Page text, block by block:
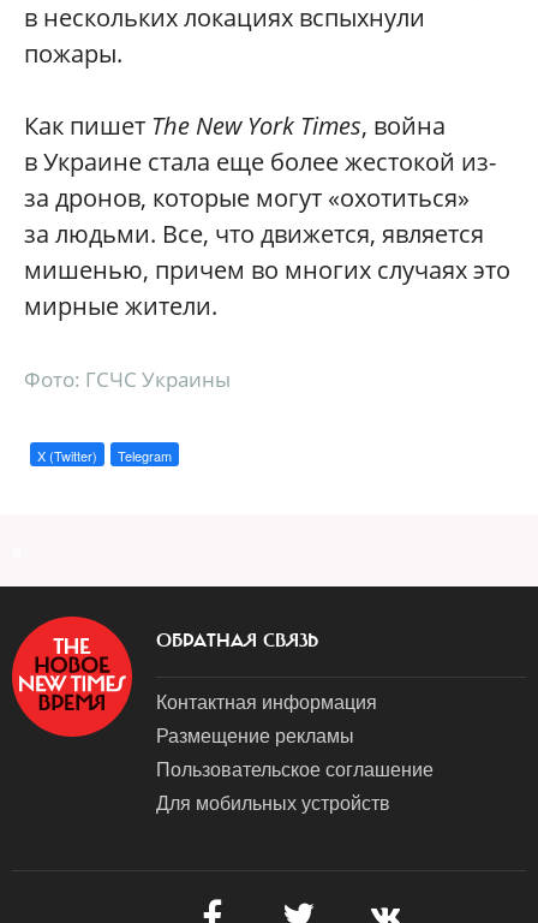
в нескольких локациях вспыхнули
пожары.
Как пишет The New York Times, война
в Украине стала еще более жестокой из-
за дронов, которые могут «охотиться»
за людьми. Все, что движется, является
мишенью, причем во многих случаях это
мирные жители.
Фото: ГСЧС Украины
X (Twitter) Telegram
ОБРАТНАЯ СВЯЗЬ
Контактная информация
Размещение рекламы
Пользовательское соглашение
Для мобильных устройств